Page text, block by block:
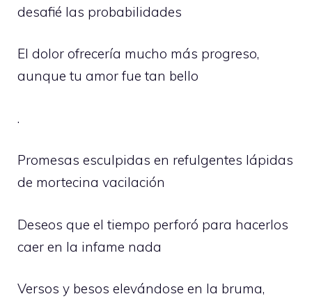
desafié las probabilidades
El dolor ofrecería mucho más progreso,
aunque tu amor fue tan bello
.
Promesas esculpidas en refulgentes lápidas
de mortecina vacilación
Deseos que el tiempo perforó para hacerlos
caer en la infame nada
Versos y besos elevándose en la bruma,